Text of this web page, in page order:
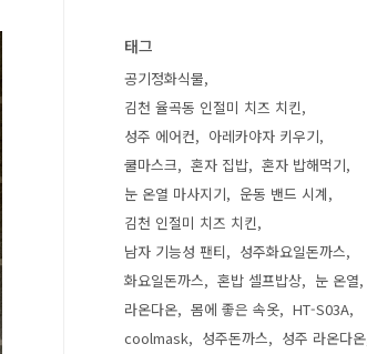
태그
공기정화식물
김천 율곡동 인절미 치즈 치킨
성주 에어컨
아레카야자 키우기
쿨마스크
혼자 집밥
혼자 밥해먹기
눈 온열 마사지기
운동 밴드 시계
김천 인절미 치즈 치킨
남자 기능성 팬티
성주화요일돈까스
화요일돈까스
혼밥 셀프밥상
눈 온열
라온다온
몸에 좋은 속옷
HT-S03A
coolmask
성주돈까스
성주 라온다온